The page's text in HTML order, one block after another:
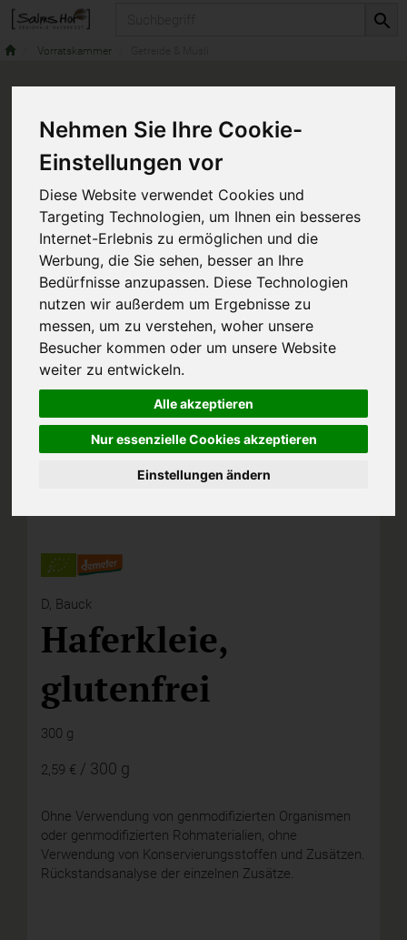
Nehmen Sie Ihre Cookie-
Einstellungen vor
Diese Website verwendet Cookies und
Targeting Technologien, um Ihnen ein besseres
Internet-Erlebnis zu ermöglichen und die
Werbung, die Sie sehen, besser an Ihre
Bedürfnisse anzupassen. Diese Technologien
nutzen wir außerdem um Ergebnisse zu
messen, um zu verstehen, woher unsere
Besucher kommen oder um unsere Website
weiter zu entwickeln.
Alle akzeptieren
Nur essenzielle Cookies akzeptieren
Einstellungen ändern
Vorratskammer
D, Bauck
Haferkleie,
glutenfrei
300 g
2,59 € / 300 g
Ohne Verwendung von genmodifizierten Organismen
oder genmodifizierten Rohmaterialien, ohne
Verwendung von Konservierungsstoffen und Zusätzen.
Rückstandsanalyse der einzelnen Zusätze.